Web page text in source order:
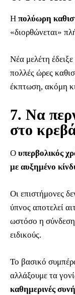
Η πολύωρη
«διορθώνεται»
Νέα μελέτη
πολλές ώρες
έκπτωση, ακόμη
7. Να
στο
Ο υπερβολικός
με αυξημένο
Οι επιστήμονες
ύπνος αποτελεί
ωστόσο η σύνδεση
ειδικούς.
Το βασικό
αλλάξουμε τα
καθημερινές